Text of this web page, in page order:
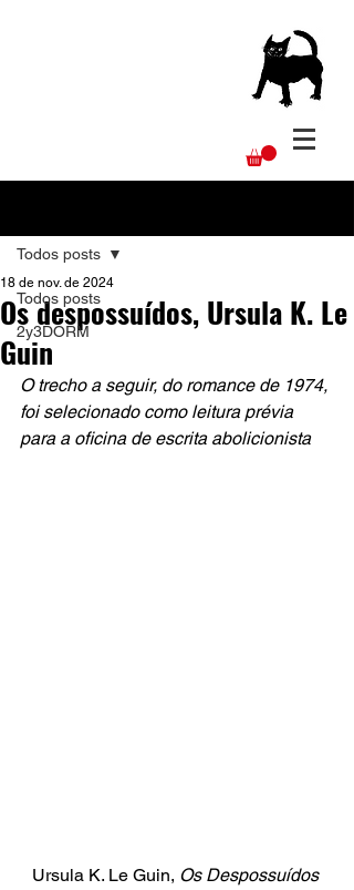
Todos posts
2y3DORM
Todos posts
Os despossuídos, Ursula K. Le
Guin
18 de nov. de 2024
O trecho a seguir, do romance de 1974,
foi selecionado como leitura prévia
para a oficina de escrita abolicionista
Ursula K. Le Guin, Os Despossuídos